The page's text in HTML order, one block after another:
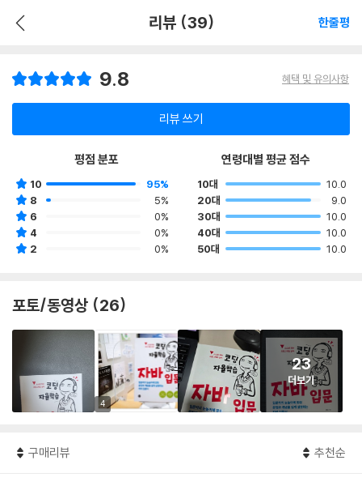
리뷰 (39) 한줄평
9.8 혜택 및 유의사항
리뷰 쓰기
평점 분포
10
95%
8
5%
6
0%
4
0%
2
0%
연령대별 평균 점수
10대
10.0
20대
9.0
30대
10.0
40대
10.0
50대
10.0
포토/동영상 (26)
4
23
더보기
구매리뷰 추천순